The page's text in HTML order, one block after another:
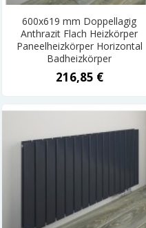
600x619 mm Doppellagig
Anthrazit Flach Heizkörper
Paneelheizkörper Horizontal
Badheizkörper
216,85 €